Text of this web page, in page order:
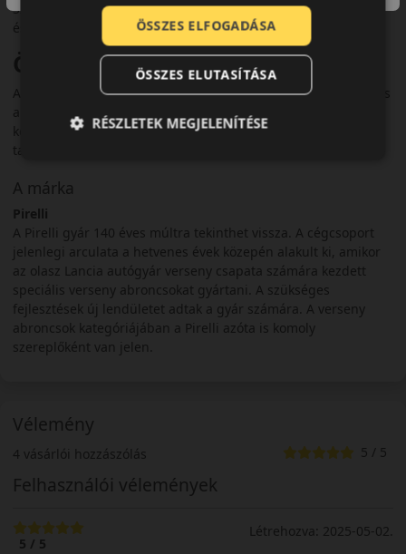
Személyautókhoz ajánlott, ahol fontos a praktikus megoldás
és a szezonális gumicserék elkerülése.
Összegzés
A Pirelli Powergy Allseason egy költséghatékony négyévszakos
abroncs, amely megbízható teljesítményt nyújt minden
körülmény között. Fő előnye a 3PMSF minősítés, a jó havas
tapadás és a kedvező ár‑érték arány.
A márka
Pirelli
A Pirelli gyár 140 éves múltra tekinthet vissza. A cégcsoport
jelenlegi arculata a hetvenes évek közepén alakult ki, amikor
az olasz Lancia autógyár verseny csapata számára kezdett
speciális verseny abroncsokat gyártani. A szükséges
fejlesztések új lendületet adtak a gyár számára. A verseny
abroncsok kategóriájában a Pirelli azóta is komoly
szereplőként van jelen.
Vélemény
4 vásárlói hozzászólás 5 / 5
Felhasználói vélemények
Létrehozva: 2025-05-02.
5 / 5
ÖSSZES ELFOGADÁSA
ÖSSZES ELUTASÍTÁSA
RÉSZLETEK MEGJELENÍTÉSE